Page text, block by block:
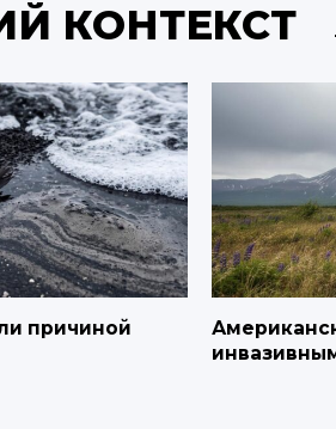
КОНТЕКСТ
причиной